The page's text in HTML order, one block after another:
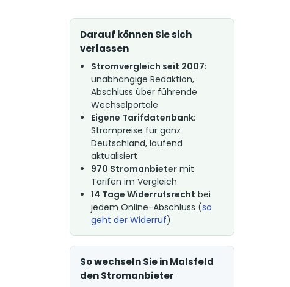
Darauf können Sie sich
verlassen
Stromvergleich seit 2007:
unabhängige Redaktion,
Abschluss über führende
Wechselportale
Eigene Tarifdatenbank:
Strompreise für ganz
Deutschland, laufend
aktualisiert
970 Stromanbietermit
Tarifen im Vergleich
14 Tage Widerrufsrecht bei
jedem Online-Abschluss (so
geht der Widerruf)
So wechseln Sie in Malsfeld
den Stromanbieter